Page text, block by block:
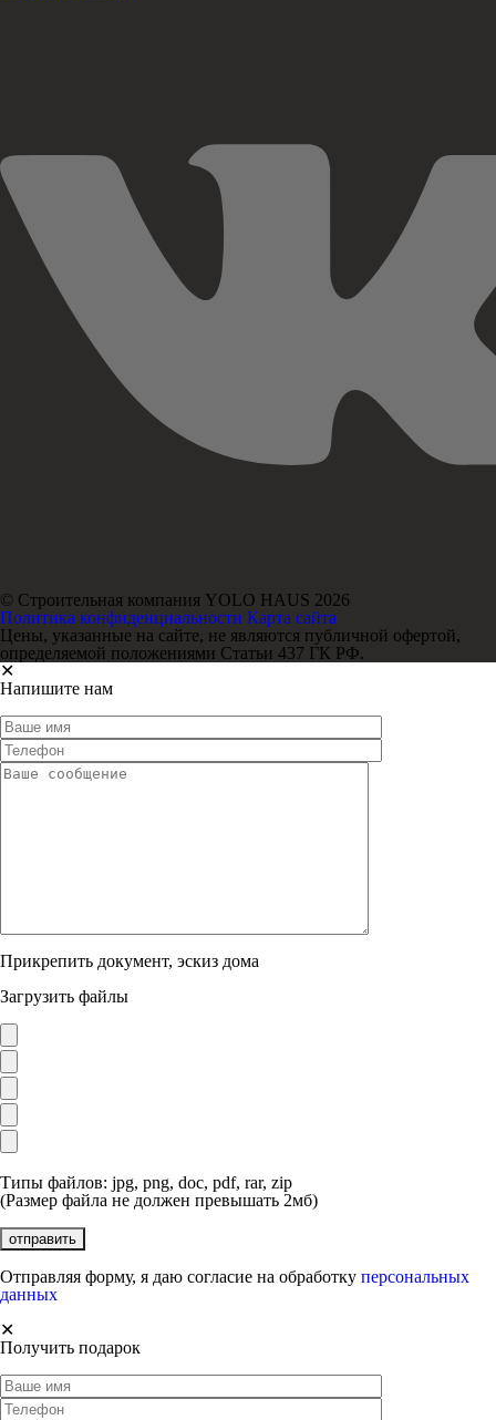
© Строительная компания YOLO HAUS 2026
Политика конфиденциальности Карта сайта
Цены, указанные на сайте, не являются публичной офертой,
определяемой положениями Статьи 437 ГК РФ.
✕
Напишите нам
Прикрепить документ, эскиз дома
Загрузить файлы
Типы файлов: jpg, png, doc, pdf, rar, zip
(Размер файла не должен превышать 2мб)
Отправляя форму, я даю согласие на обработку персональных
данных
✕
Получить подарок